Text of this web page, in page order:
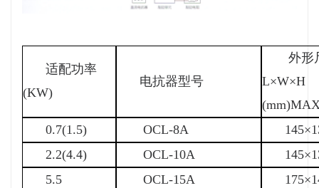
适配功率
(KW)
电抗器型号
外形
L×W×H
0.7(1.5)
OCL-8A
2.2(4.4)
OCL-10A
5.5
OCL-15A